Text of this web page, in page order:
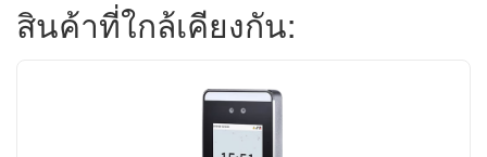
สินค้าที่ใกล้เคียงกัน: